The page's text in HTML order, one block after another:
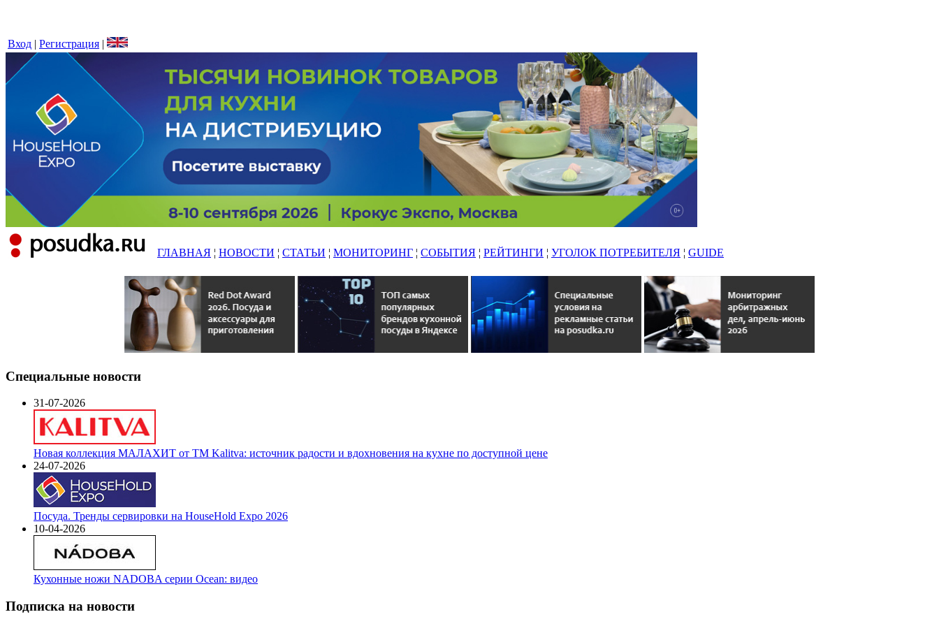
Вход | Регистрация |
ГЛАВНАЯ ¦ НОВОСТИ ¦ СТАТЬИ ¦ МОНИТОРИНГ ¦ СОБЫТИЯ ¦ РЕЙТИНГИ ¦ УГОЛОК ПОТРЕБИТЕЛЯ ¦ GUIDE
Специальные новости
31-07-2026
Новая коллекция МАЛАХИТ от ТМ Kalitva: источник радости и вдохновения на кухне по доступной цене
24-07-2026
Посуда. Тренды сервировки на HouseHold Expo 2026
10-04-2026
Кухонные ножи NADOBA серии Ocean: видео
Подписка на новости